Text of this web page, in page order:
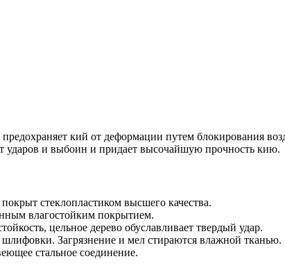
кий от деформации путем блокирования
ударов и выбоин и придает высочайшую прочность кию.
стеклопластиком высшего качества.
влагостойким покрытием.
цельное дерево обуславливает твердый удар.
Загрязнение и мел стираются влажной тканью.
стальное соединение.